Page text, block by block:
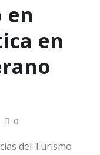
en
en
0
del Turismo